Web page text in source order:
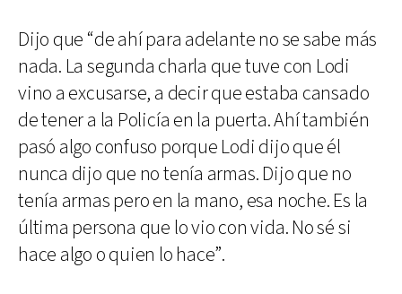
Dijo que “de ahí para adelante no se sabe más
nada. La segunda charla que tuve con Lodi
vino a excusarse, a decir que estaba cansado
de tener a la Policía en la puerta. Ahí también
pasó algo confuso porque Lodi dijo que él
nunca dijo que no tenía armas. Dijo que no
tenía armas pero en la mano, esa noche. Es la
última persona que lo vio con vida. No sé si
hace algo o quien lo hace”.